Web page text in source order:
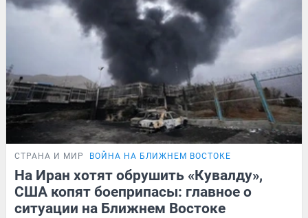
СТРАНА И МИР ВОЙНА НА БЛИЖНЕМ ВОСТОКЕ
На Иран хотят обрушить «Кувалду»,
США копят боеприпасы: главное о
ситуации на Ближнем Востоке